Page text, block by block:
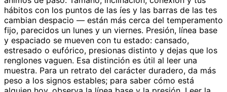
hábitos con los puntos de las íes y las barras de las tes
cambian despacio — están más cerca del temperamento
fijo, parecidos un lunes y un viernes. Presión, línea base
y espaciado se mueven con tu estado: cansado,
estresado o eufórico, presionas distinto y dejas que los
renglones vaguen. Esa distinción es útil al leer una
muestra. Para un retrato del carácter duradero, da más
peso a los signos estables; para saber cómo está